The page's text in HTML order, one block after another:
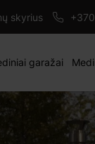
skyrius
garažai